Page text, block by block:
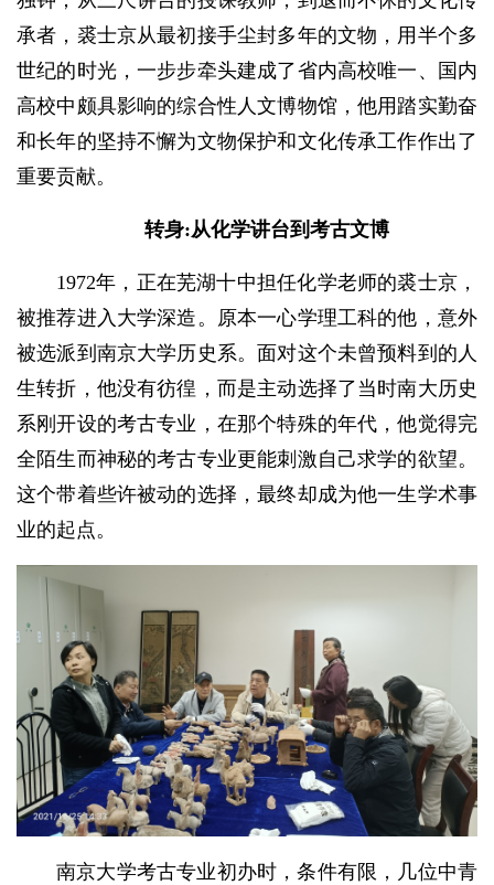
承者，裘士京从最初接手尘封多年的文物，用半个多
世纪的时光，一步步牵头建成了省内高校唯一、国内
高校中颇具影响的综合性人文博物馆，他用踏实勤奋
和长年的坚持不懈为文物保护和文化传承工作作出了
重要贡献。
转身:从化学讲台到考古文博
1972年，正在芜湖十中担任化学老师的裘士京，
被推荐进入大学深造。原本一心学理工科的他，意外
被选派到南京大学历史系。面对这个未曾预料到的人
生转折，他没有彷徨，而是主动选择了当时南大历史
系刚开设的考古专业，在那个特殊的年代，他觉得完
全陌生而神秘的考古专业更能刺激自己求学的欲望。
这个带着些许被动的选择，最终却成为他一生学术事
业的起点。
南京大学考古专业初办时，条件有限，几位中青